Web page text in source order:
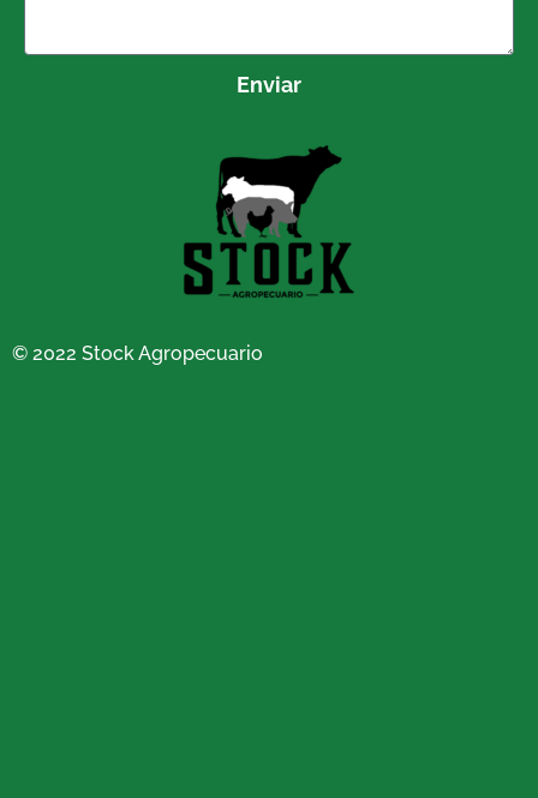
Enviar
© 2022 Stock Agropecuario